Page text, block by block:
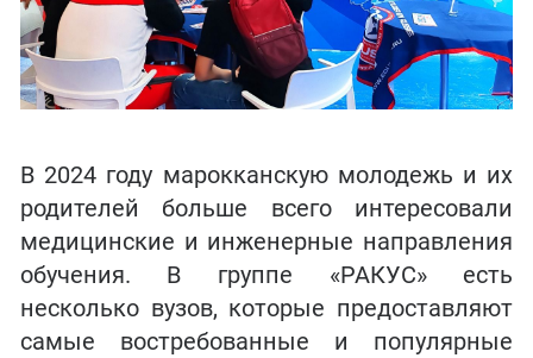
В 2024 году марокканскую молодежь и их
родителей больше всего интересовали
медицинские и инженерные направления
обучения. В группе «РАКУС» есть
несколько вузов, которые предоставляют
самые востребованные и популярные